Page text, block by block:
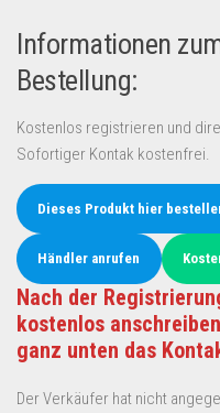
Informationen
Bestellung:
Kostenlos registrieren und
Sofortiger Kontak kostenfrei.
Dieses Produkt hier
Händler anrufen
Nach der
kostenlos
ganz unten das
Der Verkäufer hat nicht